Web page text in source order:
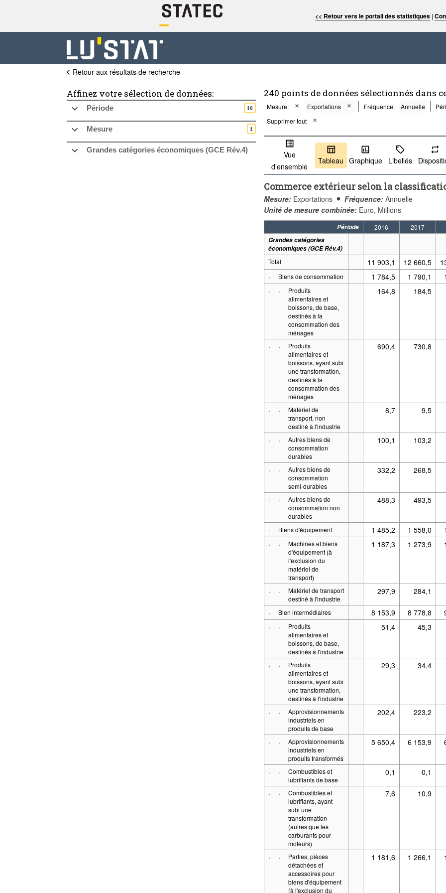
<< Retour vers le portail des statistiques |
Retour aux résultats de recherche
Affinez votre sélection de données:
Période 10
Mesure 1
Grandes catégories économiques (GCE Rév.4)
240 points de données sélectionnés dans
Mesure: Exportations Fréquence: Annuelle
Supprimer tout
Vue
d'ensemble
Tableau Graphique Libellés
Commerce extérieur selon la
Mesure: Exportations Fréquence: Annuelle
Unité de mesure combinée: Euro, Millions
Période 2016 2017
Grandes catégories
économiques (GCE Rév.4)
Total
11 903,1 12 660,5
·
Biens de consommation 1 784,5 1 790,1
· ·
Produits
alimentaires et
boissons, de base,
destinés à la
consommation des
ménages
164,8 184,5
· ·
Produits
alimentaires et
boissons, ayant subi
une transformation,
destinés à la
consommation des
ménages
690,4 730,8
· ·Matériel de
transport, non
destiné à l'industrie
8,7 9,5
· ·Autres biens de
consommation
durables
100,1 103,2
· ·Autres biens de
consommation
semi-durables
332,2 268,5
· ·Autres biens de
consommation non
durables
488,3 493,5
· Biens d'équipement 1 485,2 1 558,0
· ·Machines et biens
d'équipement (à
l'exclusion du
matériel de
transport)
1 187,3 1 273,9
· ·Matériel de transport
destiné à l'industrie
297,9 284,1
· Bien intermédiaires 8 153,9 8 778,8
· ·
Produits
alimentaires et
boissons, de base,
destinés à l'industrie
51,4 45,3
· ·
Produits
alimentaires et
boissons, ayant subi
une transformation,
destinés à l'industrie
29,3 34,4
· ·Approvisionnements
industriels en
produits de base
202,4 223,2
· ·Approvisionnements
industriels en
produits transformés
5 650,4 6 153,9
· ·Combustibles et
lubrifiants de base
0,1 0,1
· ·Combustibles et
lubrifiants, ayant
subi une
transformation
(autres que les
carburants pour
moteurs)
7,6 10,9
· ·
Parties, pièces
détachées et
accessoires pour
biens d'équipement
(à l'exclusion du
1 181,6 1 266,1